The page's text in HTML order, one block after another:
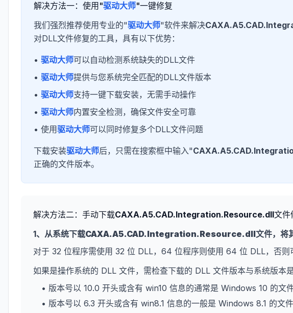
解决方法一：使用"驱动大师"一键修复
我们强烈推荐使用专业的"驱动大师"软件来解决
对DLL文件修复的工具，具有以下优势：
• 驱动大师可以自动检测系统缺失的DLL文件
• 驱动大师提供与您系统完全匹配的DLL文件版本
• 驱动大师支持一键下载安装，无需手动操作
• 驱动大师内置安全检测，确保文件安全可靠
• 使用驱动大师可以同时修复多个DLL文件问题
下载安装驱动大师后，只需在搜索框中输入"
正确的文件版本。
解决方法二：手动下载CAXA.A5.CAD.Integration.Resource.dll文件
1、从系统下载CAXA.A5.CAD.Integration.Resource.dll文件，将
对于 32 位程序需使用 32 位 DLL，64 位程序则使用 64 位 DLL，否
如果是操作系统的 DLL 文件，需检查下载的 DLL 文件版本与系统版本是
• 版本号以 10.0 开头或含有 win10 信息的通常是 Windows 10 的文件
• 版本号以 6.3 开头或含有 win8.1 信息的一般是 Windows 8.1 的文件